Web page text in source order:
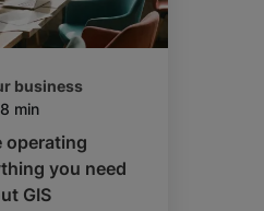
business
8 min
operating
you need
GIS